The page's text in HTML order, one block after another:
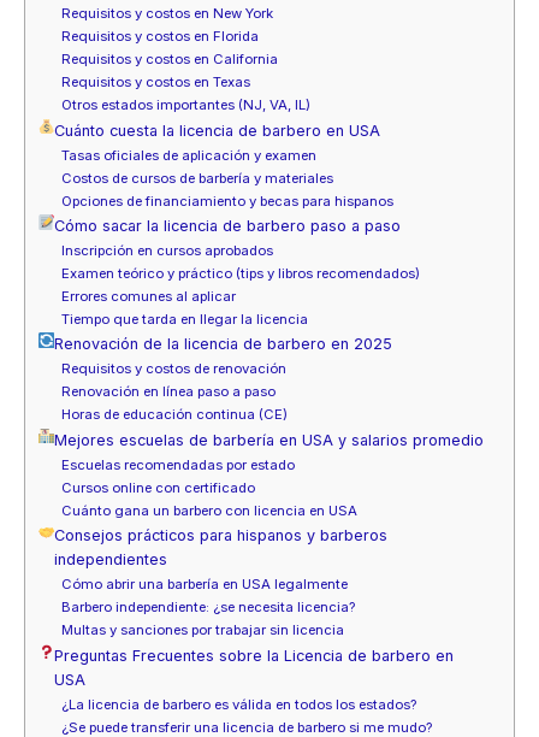
Requisitos y costos en New York
Requisitos y costos en Florida
Requisitos y costos en California
Requisitos y costos en Texas
Otros estados importantes (NJ, VA, IL)
Cuánto cuesta la licencia de barbero en USA
Tasas oficiales de aplicación y examen
Costos de cursos de barbería y materiales
Opciones de financiamiento y becas para hispanos
Cómo sacar la licencia de barbero paso a paso
Inscripción en cursos aprobados
Examen teórico y práctico (tips y libros recomendados)
Errores comunes al aplicar
Tiempo que tarda en llegar la licencia
Renovación de la licencia de barbero en 2025
Requisitos y costos de renovación
Renovación en línea paso a paso
Horas de educación continua (CE)
Mejores escuelas de barbería en USA y salarios promedio
Escuelas recomendadas por estado
Cursos online con certificado
Cuánto gana un barbero con licencia en USA
Consejos prácticos para hispanos y barberos
independientes
Cómo abrir una barbería en USA legalmente
Barbero independiente: ¿se necesita licencia?
Multas y sanciones por trabajar sin licencia
Preguntas Frecuentes sobre la Licencia de barbero en
USA
¿La licencia de barbero es válida en todos los estados?
¿Se puede transferir una licencia de barbero si me mudo?